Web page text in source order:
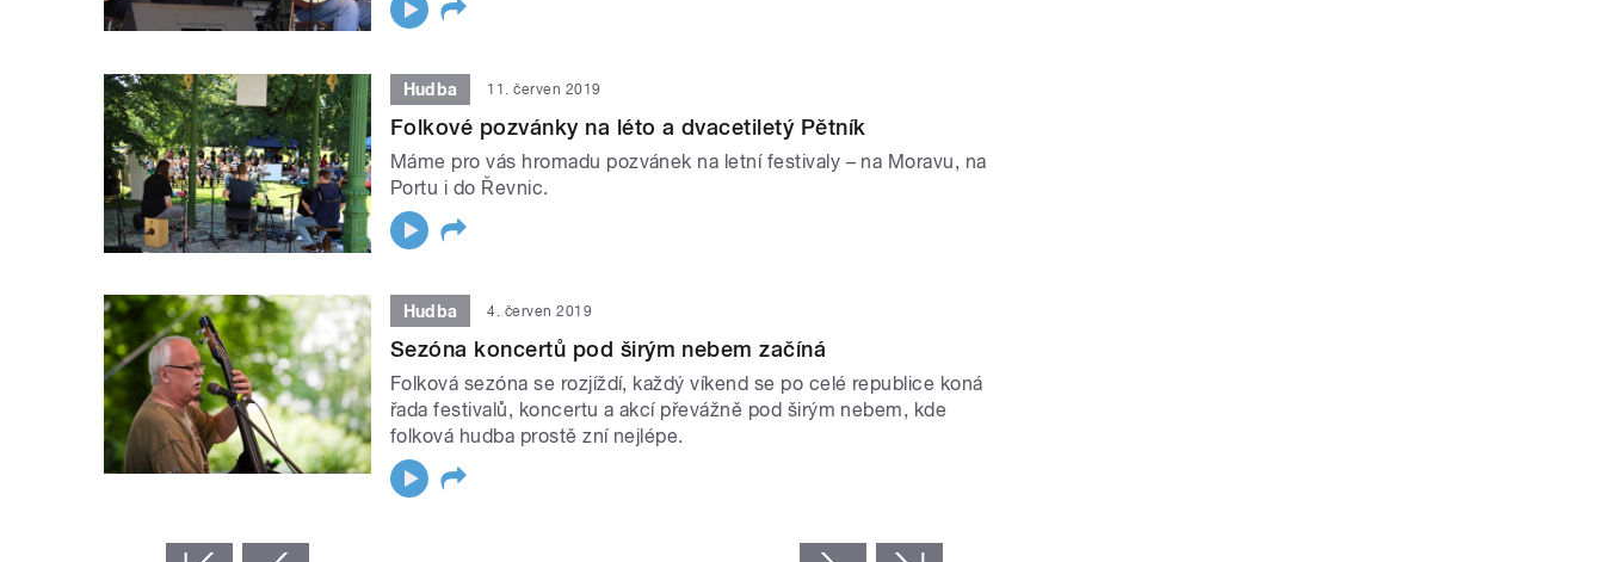
Hudba 11. červen 2019
Folkové pozvánky na léto a dvacetiletý Pětník
Máme pro vás hromadu pozvánek na letní festivaly – na Moravu, na
Portu i do Řevnic.
Hudba 4. červen 2019
Sezóna koncertů pod širým nebem začíná
Folková sezóna se rozjíždí, každý víkend se po celé republice koná
řada festivalů, koncertu a akcí převážně pod širým nebem, kde
folková hudba prostě zní nejlépe.